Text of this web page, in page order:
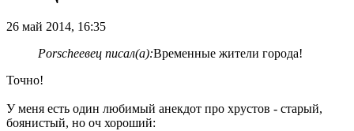
26 май 2014, 16:35
Porscheeвец писал(а):Временные жители города!
Точно!
У меня есть один любимый анекдот про хрустов - старый,
боянистый, но оч хороший: